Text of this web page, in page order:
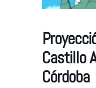
Castillo
Córdoba